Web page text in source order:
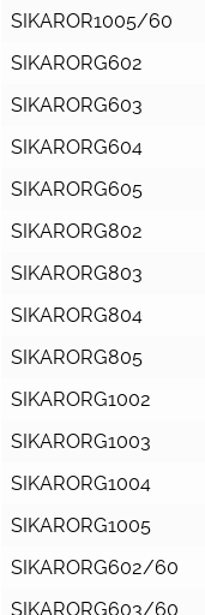
SIKAROR1005/60
SIKARORG602
SIKARORG603
SIKARORG604
SIKARORG605
SIKARORG802
SIKARORG803
SIKARORG804
SIKARORG805
SIKARORG1002
SIKARORG1003
SIKARORG1004
SIKARORG1005
SIKARORG602/60
SIKARORG603/60